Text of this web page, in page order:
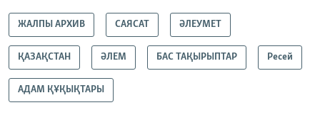
ЖАЛПЫ АРХИВ САЯСАТ ӘЛЕУМЕТ
ҚАЗАҚСТАН ӘЛЕМ БАС ТАҚЫРЫПТАР Ресей
АДАМ ҚҰҚЫҚТАРЫ